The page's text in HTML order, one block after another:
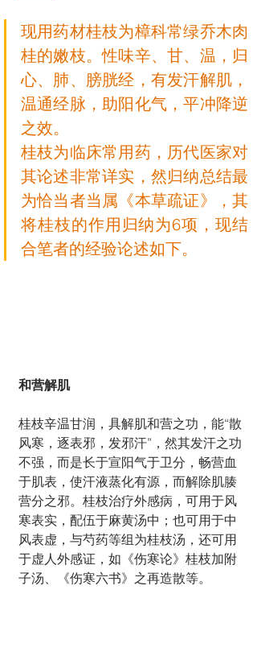
现用药材桂枝为樟科常绿乔木肉
桂的嫩枝。性味辛、甘、温，归
心、肺、膀胱经，有发汗解肌，
温通经脉，助阳化气，平冲降逆
之效。
桂枝为临床常用药，历代医家对
其论述非常详实，然归纳总结最
为恰当者当属《本草疏证》，其
将桂枝的作用归纳为6项，现结
合笔者的经验论述如下。
和营解肌
桂枝辛温甘润，具解肌和营之功，能“散
风寒，逐表邪，发邪汗”，然其发汗之功
不强，而是长于宣阳气于卫分，畅营血
于肌表，使汗液蒸化有源，而解除肌腠
营分之邪。桂枝治疗外感病，可用于风
寒表实，配伍于麻黄汤中；也可用于中
风表虚，与芍药等组为桂枝汤，还可用
于虚人外感证，如《伤寒论》桂枝加附
子汤、《伤寒六书》之再造散等。